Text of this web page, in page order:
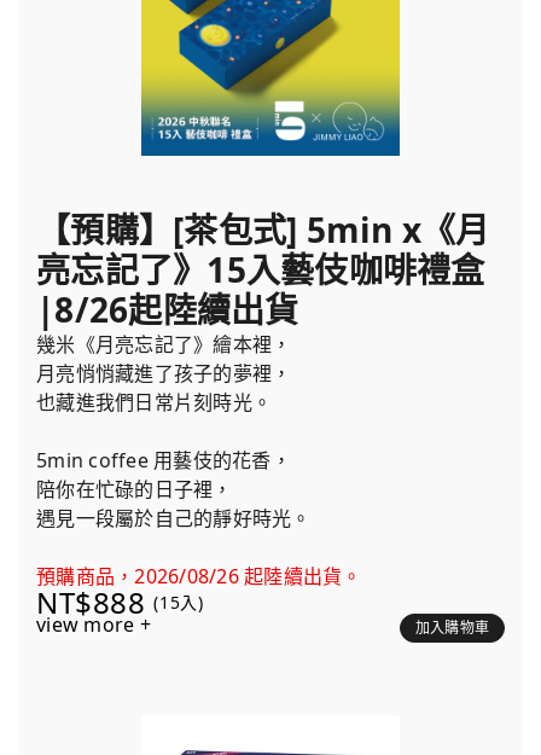
【預購】[茶包式] 5min x《月
亮忘記了》15入藝伎咖啡禮盒
|8/26起陸續出貨
幾米《月亮忘記了》繪本裡，
月亮悄悄藏進了孩子的夢裡，
也藏進我們日常片刻時光。
5min coffee 用藝伎的花香，
陪你在忙碌的日子裡，
遇見一段屬於自己的靜好時光。
預購商品，2026/08/26 起陸續出貨。
NT$888 (15入)
view more + 加入購物車